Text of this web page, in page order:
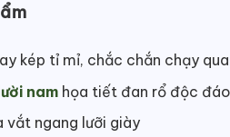
kép tỉ mỉ, chắc chắn chạy
namhọa tiết đan rổ độc
vắt ngang lưỡi giày